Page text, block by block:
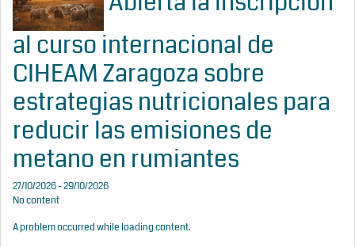
al curso internacional de
CIHEAM Zaragoza sobre
estrategias nutricionales para
reducir las emisiones de
metano en rumiantes
27/10/2026 - 29/10/2026
No content
A problem occurred while loading content.